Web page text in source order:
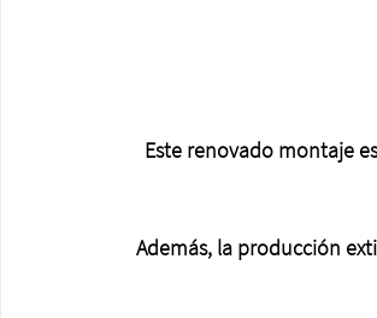
Este renovado montaje
Además, la producción